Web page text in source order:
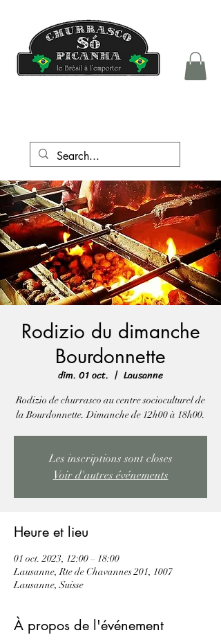
Rodizio du dimanche
Bourdonnette
dim. 01 oct.
  |
Lausanne
Rodizio de churrasco au centre socioculturel de
la Bourdonnette. Dimanche de 12h00 à 18h00.
Les inscriptions sont closes
Voir d'autres événements
Heure et lieu
01 oct. 2023, 12:00 – 18:00
Lausanne, Rte de Chavannes 201, 1007
Lausanne, Suisse
À propos de l'événement